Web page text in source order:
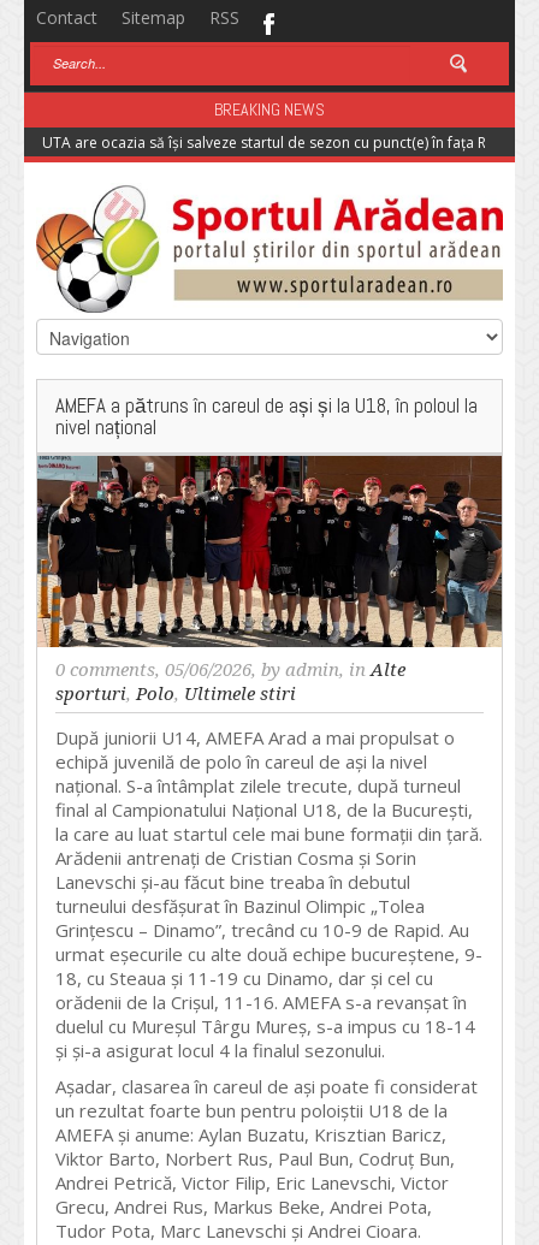
Contact Sitemap RSS
BREAKING NEWS
UTA are ocazia să își salveze startul de sezon cu punct(e) în fața
AMEFA a pătruns în careul de ași și la U18, în poloul la
nivel național
0 comments, 05/06/2026, by admin, inAlte
sporturi,Polo, Ultimele stiri
După juniorii U14, AMEFA Arad a mai propulsat o
echipă juvenilă de polo în careul de ași la nivel
național. S-a întâmplat zilele trecute, după turneul
final al Campionatului Național U18, de la București,
la care au luat startul cele mai bune formații din țară.
Arădenii antrenați de Cristian Cosma și Sorin
Lanevschi și-au făcut bine treaba în debutul
turneului desfășurat în Bazinul Olimpic „Tolea
Grințescu – Dinamo”, trecând cu 10-9 de Rapid. Au
urmat eșecurile cu alte două echipe bucureștene, 9-
18, cu Steaua și 11-19 cu Dinamo, dar și cel cu
orădenii de la Crișul, 11-16. AMEFA s-a revanșat în
duelul cu Mureșul Târgu Mureș, s-a impus cu 18-14
și și-a asigurat locul 4 la finalul sezonului.
Așadar, clasarea în careul de ași poate fi considerat
un rezultat foarte bun pentru poloiștii U18 de la
AMEFA și anume: Aylan Buzatu, Krisztian Baricz,
Viktor Barto, Norbert Rus, Paul Bun, Codruț Bun,
Andrei Petrică, Victor Filip, Eric Lanevschi, Victor
Grecu, Andrei Rus, Markus Beke, Andrei Pota,
Tudor Pota, Marc Lanevschi și Andrei Cioara.